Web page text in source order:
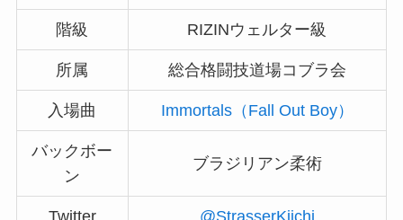
階級 RIZINウェルター級
所属 総合格闘技道場コブラ会
入場曲 Immortals（Fall Out Boy）
バックボー
ン
ブラジリアン柔術